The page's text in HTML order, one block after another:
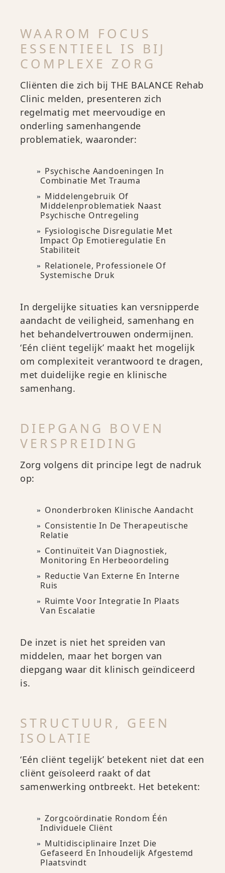
WAAROM FOCUS
ESSENTIEEL IS BIJ
COMPLEXE ZORG
Cliënten die zich bij THE BALANCE Rehab
Clinic melden, presenteren zich
regelmatig met meervoudige en
onderling samenhangende
problematiek, waaronder:
Psychische Aandoeningen In
Combinatie Met Trauma
Middelengebruik Of
Middelenproblematiek Naast
Psychische Ontregeling
Fysiologische Disregulatie Met
Impact Op Emotieregulatie En
Stabiliteit
Relationele, Professionele Of
Systemische Druk
In dergelijke situaties kan versnipperde
aandacht de veiligheid, samenhang en
het behandelvertrouwen ondermijnen.
‘Eén cliënt tegelijk’ maakt het mogelijk
om complexiteit verantwoord te dragen,
met duidelijke regie en klinische
samenhang.
DIEPGANG BOVEN
VERSPREIDING
Zorg volgens dit principe legt de nadruk
op:
Ononderbroken Klinische Aandacht
Consistentie In De Therapeutische
Relatie
Continuïteit Van Diagnostiek,
Monitoring En Herbeoordeling
Reductie Van Externe En Interne
Ruis
Ruimte Voor Integratie In Plaats
Van Escalatie
De inzet is niet het spreiden van
middelen, maar het borgen van
diepgang waar dit klinisch geïndiceerd
is.
STRUCTUUR, GEEN
ISOLATIE
‘Eén cliënt tegelijk’ betekent niet dat een
cliënt geïsoleerd raakt of dat
samenwerking ontbreekt. Het betekent:
Zorgcoördinatie Rondom Één
Individuele Cliënt
Multidisciplinaire Inzet Die
Gefaseerd En Inhoudelijk Afgestemd
Plaatsvindt